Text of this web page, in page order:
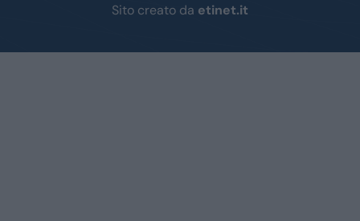
Sito creato da etinet.it